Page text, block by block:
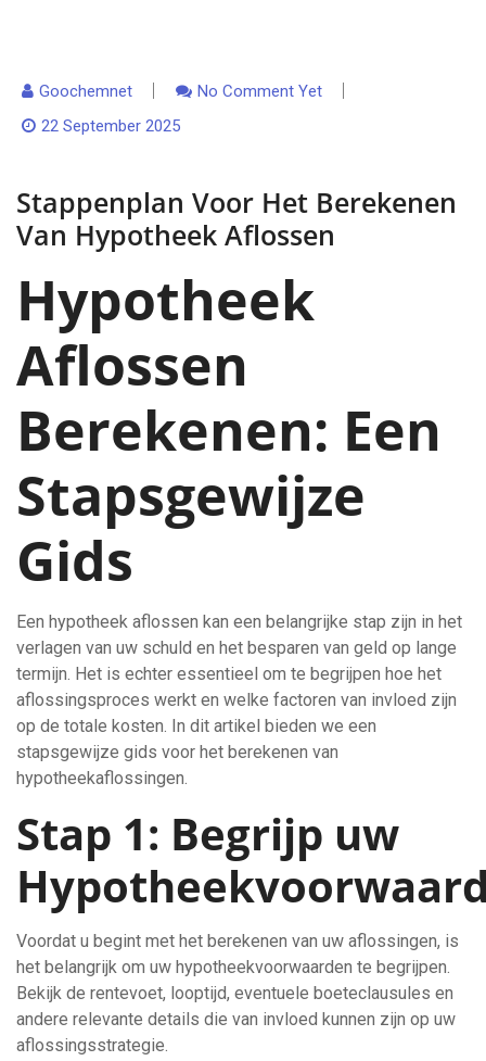
Goochemnet
No Comment Yet
22 September 2025
Stappenplan Voor Het Berekenen
Van Hypotheek Aflossen
Hypotheek
Aflossen
Berekenen: Een
Stapsgewijze
Gids
Een hypotheek aflossen kan een belangrijke stap zijn in het
verlagen van uw schuld en het besparen van geld op lange
termijn. Het is echter essentieel om te begrijpen hoe het
aflossingsproces werkt en welke factoren van invloed zijn
op de totale kosten. In dit artikel bieden we een
stapsgewijze gids voor het berekenen van
hypotheekaflossingen.
Stap 1: Begrijp uw
Voordat u begint met het berekenen van uw aflossingen, is
het belangrijk om uw hypotheekvoorwaarden te begrijpen.
Bekijk de rentevoet, looptijd, eventuele boeteclausules en
andere relevante details die van invloed kunnen zijn op uw
aflossingsstrategie.